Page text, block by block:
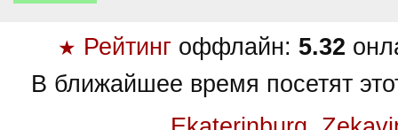
★ Рейтинг оффлайн: 5.32
В ближайшее время посетят